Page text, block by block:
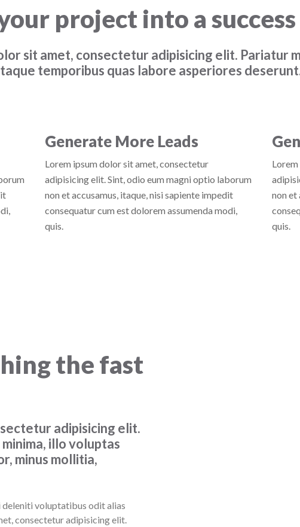
project into a
sit amet, consectetur adipisicing elit. Pariatur
temporibus quas labore asperiores
Generate More Leads
Lorem ipsum dolor sit amet, consectetur
adipisicing elit. Sint, odio eum magni optio laborum
non et accusamus, itaque, nisi sapiente impedit
consequatur cum est dolorem assumenda modi,
quis.
non et
quis.
the fast
adipisicing elit.
illo voluptas
minus mollitia,
voluptatibus odit alias
consectetur adipisicing elit.